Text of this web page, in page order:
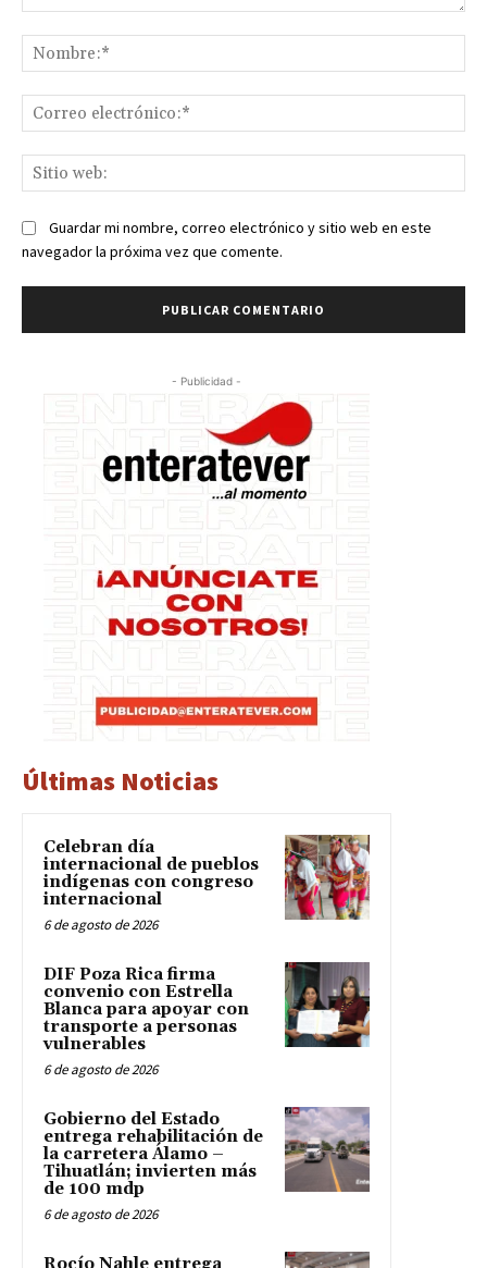
Guardar mi nombre, correo electrónico y sitio web en este
navegador la próxima vez que comente.
- Publicidad -
Últimas Noticias
Celebran día
internacional de pueblos
indígenas con congreso
internacional
6 de agosto de 2026
DIF Poza Rica firma
convenio con Estrella
Blanca para apoyar con
transporte a personas
vulnerables
6 de agosto de 2026
Gobierno del Estado
entrega rehabilitación de
la carretera Álamo –
Tihuatlán; invierten más
de 100 mdp
6 de agosto de 2026